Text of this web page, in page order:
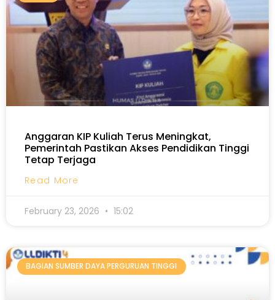
Anggaran KIP Kuliah Terus Meningkat,
Pemerintah Pastikan Akses Pendidikan Tinggi
Tetap Terjaga
Read More
February 23, 2026 15:02
BAGIAN SUMBER DAYA PERGURUAN TINGGI